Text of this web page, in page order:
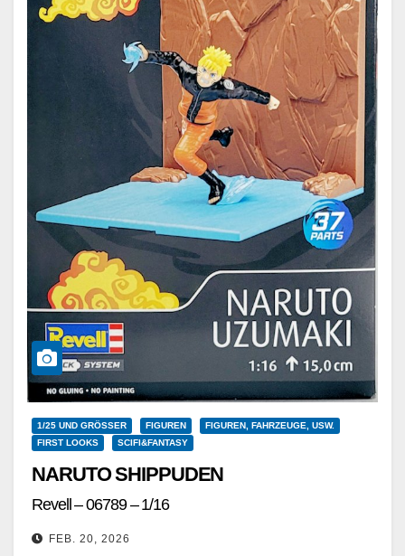
1/25 UND GRÖSSER FIGUREN
FIGUREN, FAHRZEUGE, USW.
FIRST LOOKS
SCIFI&FANTASY
NARUTO SHIPPUDEN
Revell – 06789 – 1/16
FEB. 20, 2026